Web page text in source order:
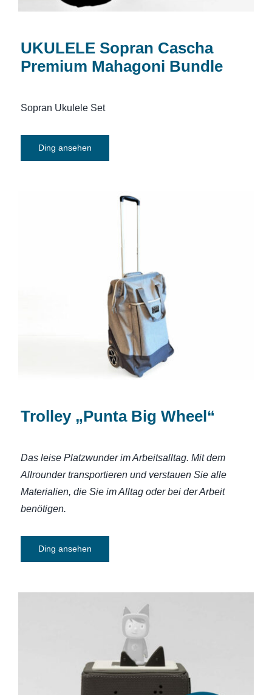
UKULELE Sopran Cascha
Premium Mahagoni Bundle
Sopran Ukulele Set
Ding ansehen
Trolley „Punta Big Wheel“
Trolley „Punta Big Wheel“
Das leise Platzwunder im Arbeitsalltag. Mit dem
Allrounder transportieren und verstauen Sie alle
Materialien, die Sie im Alltag oder bei der Arbeit
benötigen.
Ding ansehen